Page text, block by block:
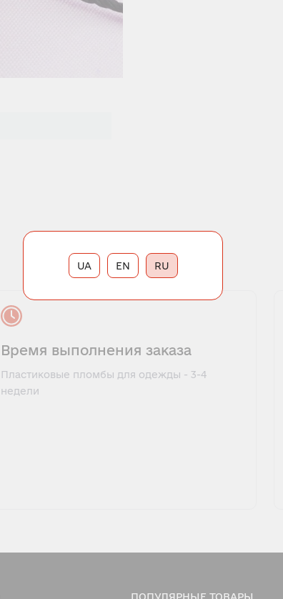
Время выполнения заказа
Пластиковые пломбы для одежды - 3-4
недели
RU
UA EN